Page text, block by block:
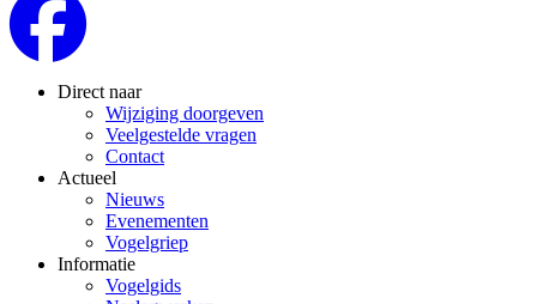
Direct naar
Wijziging doorgeven
Veelgestelde vragen
Contact
Actueel
Nieuws
Evenementen
Vogelgriep
Informatie
Vogelgids